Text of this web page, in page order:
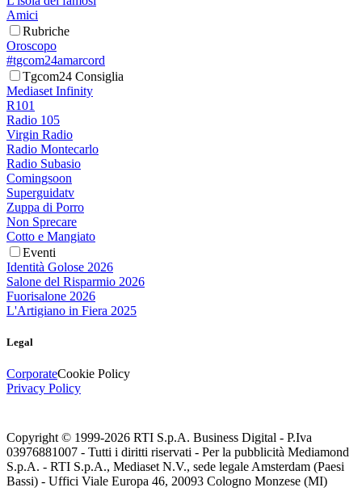
Amici
Rubriche
Oroscopo
#tgcom24amarcord
Tgcom24 Consiglia
Mediaset Infinity
R101
Radio 105
Virgin Radio
Radio Montecarlo
Radio Subasio
Comingsoon
Superguidatv
Zuppa di Porro
Non Sprecare
Cotto e Mangiato
Eventi
Identità Golose 2026
Salone del Risparmio 2026
Fuorisalone 2026
L'Artigiano in Fiera 2025
Legal
CorporateCookie Policy
Privacy Policy
Copyright © 1999-2026 RTI S.p.A. Business Digital - P.Iva
03976881007 - Tutti i diritti riservati - Per la pubblicità Mediamond
S.p.A. - RTI S.p.A., Mediaset N.V., sede legale Amsterdam (Paesi
Bassi) - Uffici Viale Europa 46, 20093 Cologno Monzese (MI)